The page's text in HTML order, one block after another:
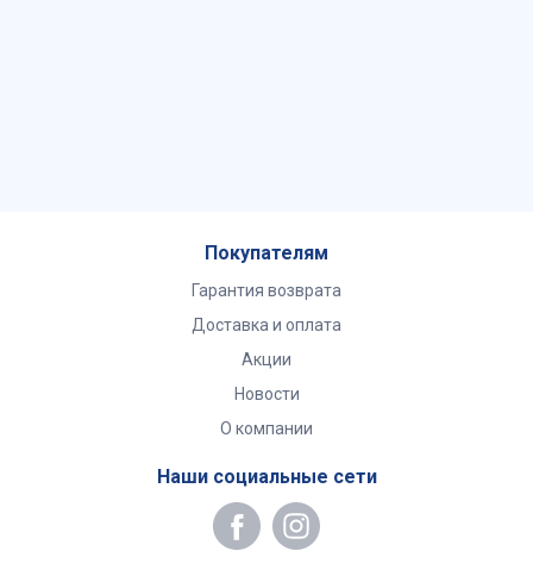
Покупателям
Гарантия возврата
Доставка и оплата
Акции
Новости
О компании
Наши социальные сети